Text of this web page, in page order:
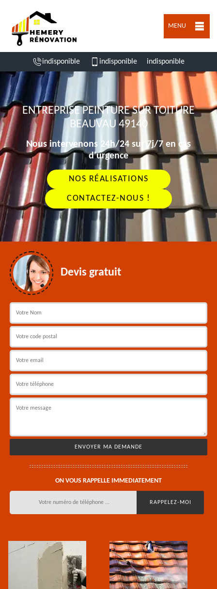
MENU
indisponible indisponible indisponible
ENTREPRISE PEINTURE SUR TOITURE
BEAUVAU 49140
Nous intervenons 24h/24 sur 7j/7 en cas
d'urgence
NOS RÉALISATIONS
CONTACTEZ-NOUS !
Devis gratuit
ON VOUS RAPPELLE IMMEDIATEMENT